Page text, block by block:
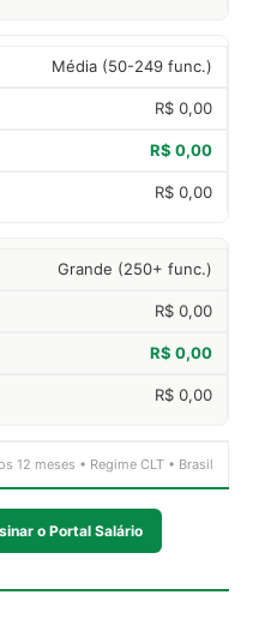
Média (50-249 func.)
R$ 0,00
R$ 0,00
R$ 0,00
Grande (250+ func.)
R$ 0,00
R$ 0,00
R$ 0,00
12 meses • Regime CLT • Brasil
o Portal Salário